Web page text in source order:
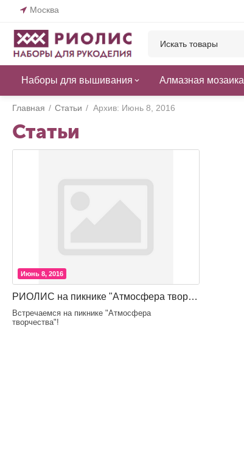
Москва
Наборы для вышивания Алмазная мозаика
Главная / Статьи / Архив: Июнь 8, 2016
Статьи
Июнь 8, 2016
РИОЛИС на пикнике "Атмосфера творчества"
Встречаемся на пикнике "Атмосфера
творчества"!